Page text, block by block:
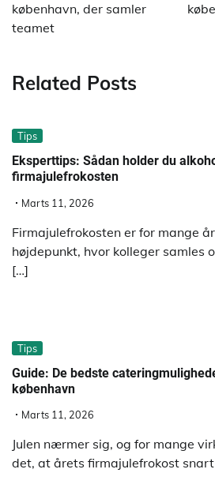
københavn, der samler
teamet
Related Posts
Tips
Eksperttips: Sådan holder du
firmajulefrokosten
Marts 11, 2026
Firmajulefrokosten er for mange
højdepunkt, hvor kolleger samles
[…]
Tips
Guide: De bedste
københavn
Marts 11, 2026
Julen nærmer sig, og for mange
det, at årets firmajulefrokost